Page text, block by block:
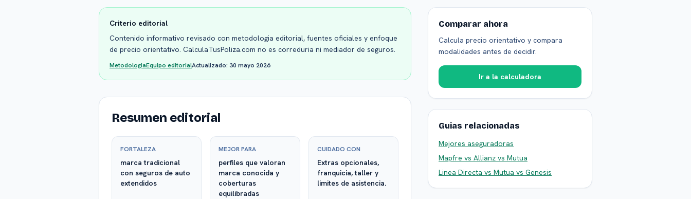
Criterio editorial
Contenido informativo revisado con metodologia editorial, fuentes oficiales y enfoque
de precio orientativo. CalculaTusPoliza.com no es correduria ni mediador de seguros.
MetodologiaEquipo editorialActualizado: 30 mayo 2026
Resumen editorial
FORTALEZA
marca tradicional
con seguros de auto
extendidos
MEJOR PARA
perfiles que valoran
marca conocida y
coberturas
equilibradas
CUIDADO CON
Extras opcionales,
franquicia, taller y
limites de asistencia.
Comparar ahora
Calcula precio orientativo y compara
modalidades antes de decidir.
Ir a la calculadora
Guias relacionadas
Mejores aseguradoras
Mapfre vs Allianz vs Mutua
Linea Directa vs Mutua vs Genesis